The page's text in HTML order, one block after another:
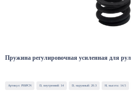
Пружина регулировочная усиленная для
Артикул: PSSPCN D, внутренний: 14 D, наружный: 20.3 H, высота: 14.5